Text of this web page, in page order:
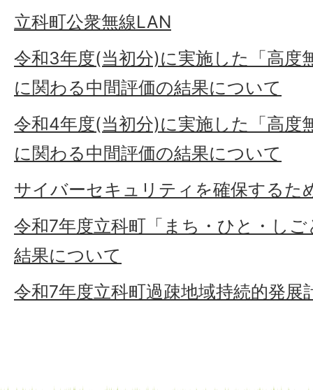
立科町公衆無線LAN
令和3年度(当初分)に実施した「高度
に関わる中間評価の結果について
令和4年度(当初分)に実施した「高度
に関わる中間評価の結果について
サイバーセキュリティを確保するた
令和7年度立科町「まち・ひと・し
結果について
令和7年度立科町過疎地域持続的発